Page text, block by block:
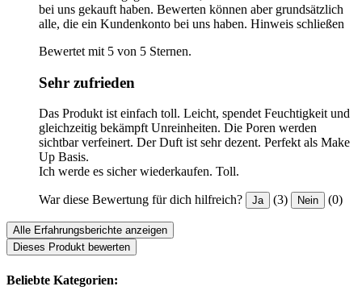
bei uns gekauft haben. Bewerten können aber grundsätzlich
alle, die ein Kundenkonto bei uns haben. Hinweis schließen
Bewertet mit 5 von 5 Sternen.
Sehr zufrieden
Das Produkt ist einfach toll. Leicht, spendet Feuchtigkeit und
gleichzeitig bekämpft Unreinheiten. Die Poren werden
sichtbar verfeinert. Der Duft ist sehr dezent. Perfekt als Make
Up Basis.
Ich werde es sicher wiederkaufen. Toll.
War diese Bewertung für dich hilfreich? Ja (3) Nein (0)
Alle Erfahrungsberichte anzeigen
Dieses Produkt bewerten
Beliebte Kategorien: